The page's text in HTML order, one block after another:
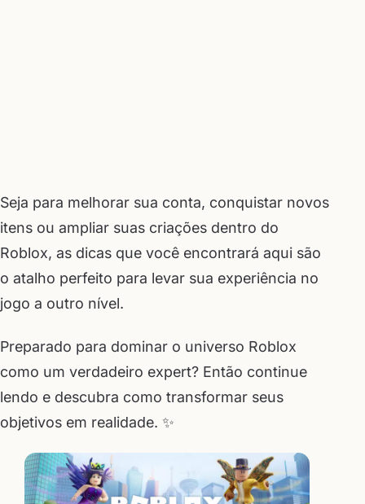
Seja para melhorar sua conta, conquistar novos
itens ou ampliar suas criações dentro do
Roblox, as dicas que você encontrará aqui são
o atalho perfeito para levar sua experiência no
jogo a outro nível.
Preparado para dominar o universo Roblox
como um verdadeiro expert? Então continue
lendo e descubra como transformar seus
objetivos em realidade. ✨